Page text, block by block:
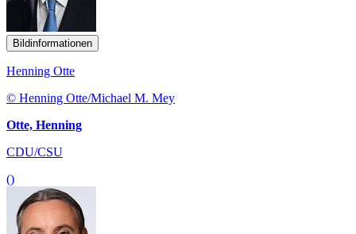
Bildinformationen
Henning Otte
© Henning Otte/Michael M. Mey
Otte, Henning
CDU/CSU
()